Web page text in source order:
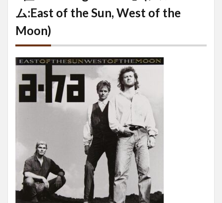
ム:East of the Sun, West of the
Moon)